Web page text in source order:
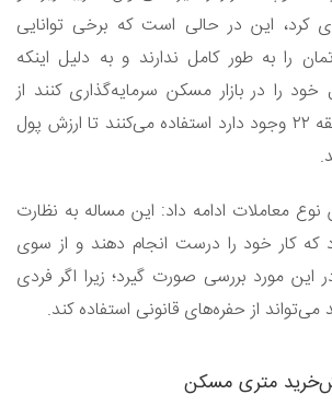
کرد، این در حالی است که برخی توانایی
را به طور کامل ندارند و به دلیل اینکه
خود را در بازار مسکن سرمایه‌گذاری کنند از
امتیازهایی که در منطقه ۲۲ وجود دارد استفاده می‌کنند تا ارزش پول
نوع معاملات ادامه داد: این مساله به نظارت
که کار خود را درست انجام دهند و از سوی
این مورد بررسی صورت گیرد؛ زیرا اگر فردی
از حفره‌های قانونی استفاده کند.
متری مسکن